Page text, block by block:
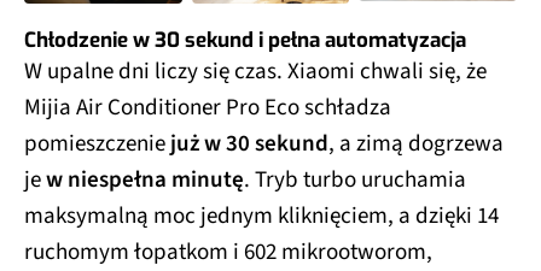
Chłodzenie w 30 sekund i pełna automatyzacja
W upalne dni liczy się czas. Xiaomi chwali się, że
Mijia Air Conditioner Pro Eco schładza
pomieszczeniejuż w 30 sekund, a zimą dogrzewa
jew niespełna minutę. Tryb turbo uruchamia
maksymalną moc jednym kliknięciem, a dzięki 14
ruchomym łopatkom i 602 mikrootworom,